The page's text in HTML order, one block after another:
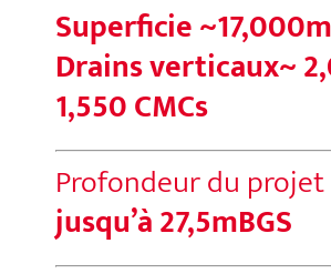
Superficie
Drains verticaux~
1,550 CMCs
Profondeur du projet
jusqu’à 27,5mBGS